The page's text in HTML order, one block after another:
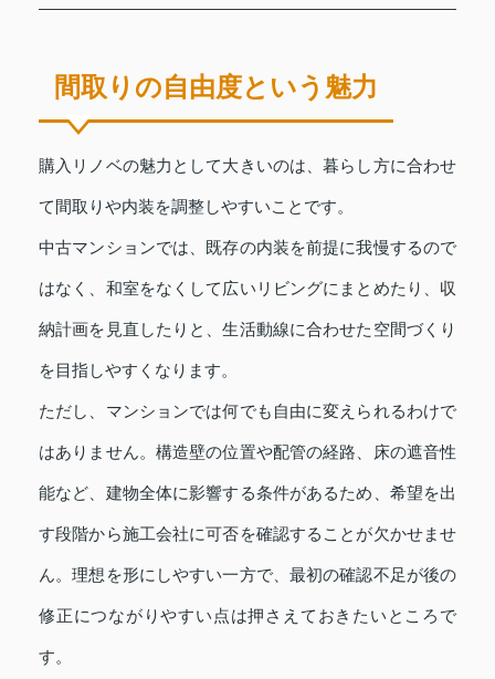
間取りの自由度という魅力
購入リノベの魅力として大きいのは、暮らし方に合わせ
て間取りや内装を調整しやすいことです。
中古マンションでは、既存の内装を前提に我慢するので
はなく、和室をなくして広いリビングにまとめたり、収
納計画を見直したりと、生活動線に合わせた空間づくり
を目指しやすくなります。
ただし、マンションでは何でも自由に変えられるわけで
はありません。構造壁の位置や配管の経路、床の遮音性
能など、建物全体に影響する条件があるため、希望を出
す段階から施工会社に可否を確認することが欠かせませ
ん。理想を形にしやすい一方で、最初の確認不足が後の
修正につながりやすい点は押さえておきたいところで
す。